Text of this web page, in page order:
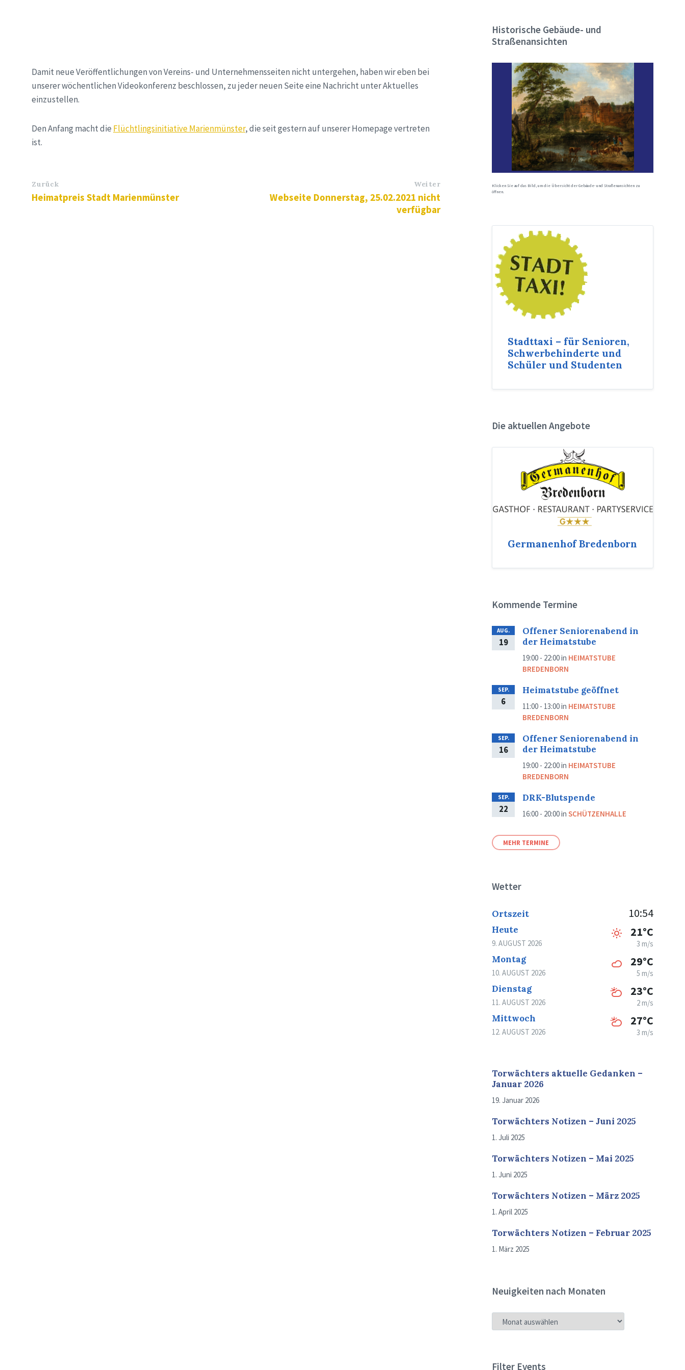
Damit neue Veröffentlichungen von Vereins- und Unternehmensseiten nicht untergehen, haben wir eben bei
unserer wöchentlichen Videokonferenz beschlossen, zu jeder neuen Seite eine Nachricht unter Aktuelles
einzustellen.
Den Anfang macht die Flüchtlingsinitiative Marienmünster, die seit gestern auf unserer Homepage vertreten
ist.
Zurück
Heimatpreis Stadt Marienmünster
Weiter
Webseite Donnerstag, 25.02.2021 nicht
verfügbar
Historische Gebäude- und
Straßenansichten
Klicken Sie auf das Bild, um die Übersicht der Gebäude- und Straßenansichten zu
öffnen.
Stadttaxi – für Senioren,
Schwerbehinderte und
Schüler und Studenten
Die aktuellen Angebote
Germanenhof Bredenborn
Kommende Termine
AUG.
19
Offener Seniorenabend in
der Heimatstube
19:00 - 22:00in HEIMATSTUBE
BREDENBORN
SEP.
6
Heimatstube geöffnet
11:00 - 13:00in HEIMATSTUBE
BREDENBORN
SEP.
16
Offener Seniorenabend in
der Heimatstube
19:00 - 22:00in HEIMATSTUBE
BREDENBORN
SEP.
22
DRK-Blutspende
16:00 - 20:00inSCHÜTZENHALLE
MEHR TERMINE
Wetter
Ortszeit 10:54
Heute
9. AUGUST 2026
21°C
3 m/s
Montag
10. AUGUST 2026
29°C
5 m/s
Dienstag
11. AUGUST 2026
23°C
2 m/s
Mittwoch
12. AUGUST 2026
27°C
3 m/s
Torwächters aktuelle Gedanken –
Januar 2026
19. Januar 2026
Torwächters Notizen – Juni 2025
1. Juli 2025
Torwächters Notizen – Mai 2025
1. Juni 2025
Torwächters Notizen – März 2025
1. April 2025
Torwächters Notizen – Februar 2025
1. März 2025
Neuigkeiten nach Monaten
NEUIGKEITEN
NACH
Filter Events